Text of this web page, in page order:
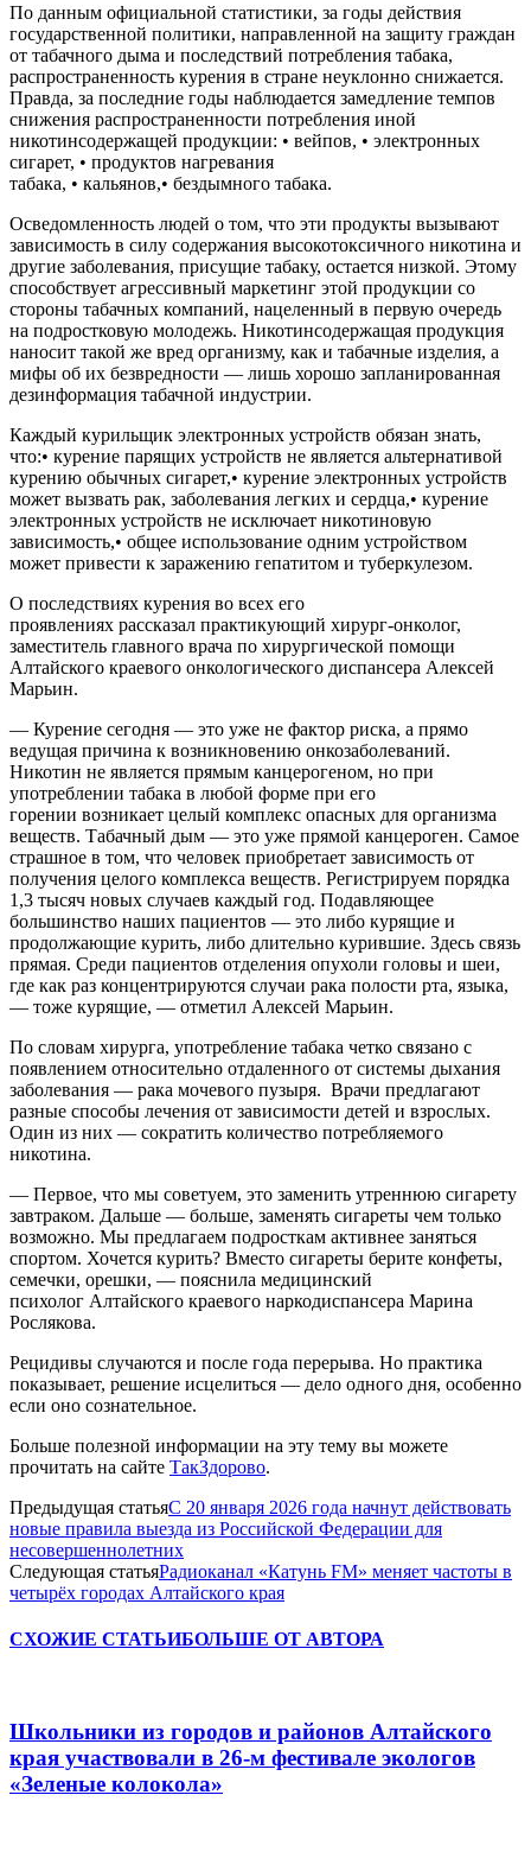
По данным официальной статистики, за годы действия
государственной политики, направленной на защиту граждан
от табачного дыма и последствий потребления табака,
распространенность курения в стране неуклонно снижается.
Правда, за последние годы наблюдается замедление темпов
снижения распространенности потребления иной
никотинсодержащей продукции: • вейпов, • электронных
сигарет, • продуктов нагревания
табака, • кальянов,• бездымного табака.
Осведомленность людей о том, что эти продукты вызывают
зависимость в силу содержания высокотоксичного никотина и
другие заболевания, присущие табаку, остается низкой. Этому
способствует агрессивный маркетинг этой продукции со
стороны табачных компаний, нацеленный в первую очередь
на подростковую молодежь. Никотинсодержащая продукция
наносит такой же вред организму, как и табачные изделия, а
мифы об их безвредности — лишь хорошо запланированная
дезинформация табачной индустрии.
Каждый курильщик электронных устройств обязан знать,
что:• курение парящих устройств не является альтернативой
курению обычных сигарет,• курение электронных устройств
может вызвать рак, заболевания легких и сердца,• курение
электронных устройств не исключает никотиновую
зависимость,• общее использование одним устройством
может привести к заражению гепатитом и туберкулезом.
О последствиях курения во всех его
проявлениях рассказал практикующий хирург-онколог,
заместитель главного врача по хирургической помощи
Алтайского краевого онкологического диспансера Алексей
Марьин.
— Курение сегодня — это уже не фактор риска, а прямо
ведущая причина к возникновению онкозаболеваний.
Никотин не является прямым канцерогеном, но при
употреблении табака в любой форме при его
горении возникает целый комплекс опасных для организма
веществ. Табачный дым — это уже прямой канцероген. Самое
страшное в том, что человек приобретает зависимость от
получения целого комплекса веществ. Регистрируем порядка
1,3 тысяч новых случаев каждый год. Подавляющее
большинство наших пациентов — это либо курящие и
продолжающие курить, либо длительно курившие. Здесь связь
прямая. Среди пациентов отделения опухоли головы и шеи,
где как раз концентрируются случаи рака полости рта, языка,
— тоже курящие, — отметил Алексей Марьин.
По словам хирурга, употребление табака четко связано с
появлением относительно отдаленного от системы дыхания
заболевания — рака мочевого пузыря. Врачи предлагают
разные способы лечения от зависимости детей и взрослых.
Один из них — сократить количество потребляемого
никотина.
— Первое, что мы советуем, это заменить утреннюю сигарету
завтраком. Дальше — больше, заменять сигареты чем только
возможно. Мы предлагаем подросткам активнее заняться
спортом. Хочется курить? Вместо сигареты берите конфеты,
семечки, орешки, — пояснила медицинский
психолог Алтайского краевого наркодиспансера Марина
Рослякова.
Рецидивы случаются и после года перерыва. Но практика
показывает, решение исцелиться — дело одного дня, особенно
если оно сознательное.
Больше полезной информации на эту тему вы можете
прочитать на сайте ТакЗдорово.
Предыдущая статьяС 20 января 2026 года начнут действовать
новые правила выезда из Российской Федерации для
несовершеннолетних
Следующая статьяРадиоканал «Катунь FM» меняет частоты в
четырёх городах Алтайского края
СХОЖИЕ СТАТЬИБОЛЬШЕ ОТ АВТОРА
Школьники из городов и районов Алтайского
края участвовали в 26-м фестивале экологов
«Зеленые колокола»